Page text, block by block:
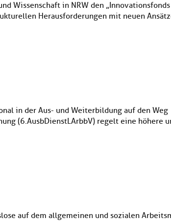
Wissenschaft in NRW den
Herausforderungen mit neuen
in der Aus- und Weiterbildung auf den Weg
(6.AusbDienstLArbbV) regelt eine höhere
auf dem allgemeinen und sozialen